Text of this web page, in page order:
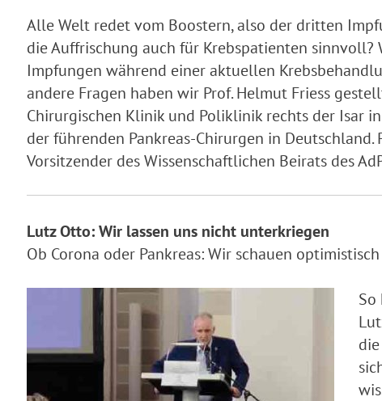
Alle Welt redet vom Boostern, also der dritten
die Auffrischung auch für Krebspatienten sinnvoll?
Impfungen während einer aktuellen
andere Fragen haben wir Prof. Helmut Friess
Chirurgischen Klinik und Poliklinik rechts der Isar
der führenden Pankreas-Chirurgen in Deutschland.
Vorsitzender des Wissenschaftlichen Beirats des
Lutz Otto: Wir lassen uns nicht unterkriegen
Ob Corona oder Pankreas: Wir schauen